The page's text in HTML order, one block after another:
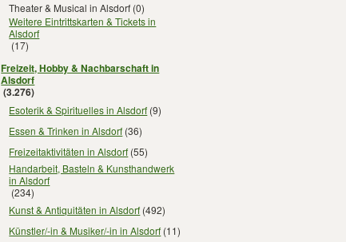
Theater & Musical in Alsdorf (0)
Weitere Eintrittskarten & Tickets in
Alsdorf
(17)
Freizeit, Hobby & Nachbarschaft in
Alsdorf
(3.276)
Esoterik & Spirituelles in Alsdorf (9)
Essen & Trinken in Alsdorf (36)
Freizeitaktivitäten in Alsdorf (55)
Handarbeit, Basteln & Kunsthandwerk
in Alsdorf
(234)
Kunst & Antiquitäten in Alsdorf (492)
Künstler/-in & Musiker/-in in Alsdorf (11)